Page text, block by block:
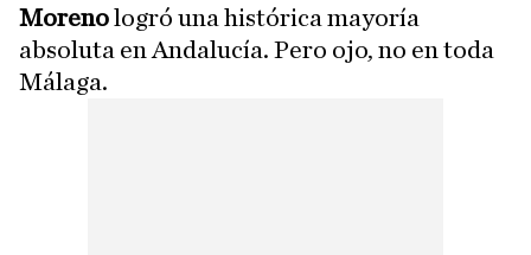
Morenologró una histórica mayoría
absoluta en Andalucía. Pero ojo, no en toda
Málaga.